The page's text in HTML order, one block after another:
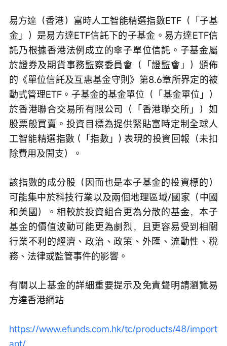
易方達（香港）富時人工智能精選指數ETF（「子基
金」）是易方達ETF信託下的子基金。易方達ETF信
託乃根據香港法例成立的傘子單位信託。子基金屬
於證券及期貨事務監察委員會（「證監會」）頒佈
的《單位信託及互惠基金守則》第8.6章所界定的被
動式管理ETF。子基金的基金單位（「基金單位」）
於香港聯合交易所有限公司（「香港聯交所」）如
股票般買賣。投資目標為提供緊貼富時定制全球人
工智能精選指數 (「指數」) 表現的投資回報（未扣
除費用及開支）。
該指數的成分股（因而也是本子基金的投資標的）
可能集中於科技行業以及兩個地理區域/國家（中國
和美國）。相較於投資組合更為分散的基金，本子
基金的價值波動可能更為劇烈，且更容易受到相關
行業不利的經濟、政治、政策、外匯、流動性、稅
務、法律或監管事件的影響。
有關以上基金的詳細重要提示及免責聲明請瀏覽易
方達香港網站
https://www.efunds.com.hk/tc/products/48/import
ant/